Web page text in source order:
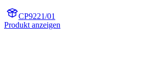
CP9221/01
Produkt anzeigen